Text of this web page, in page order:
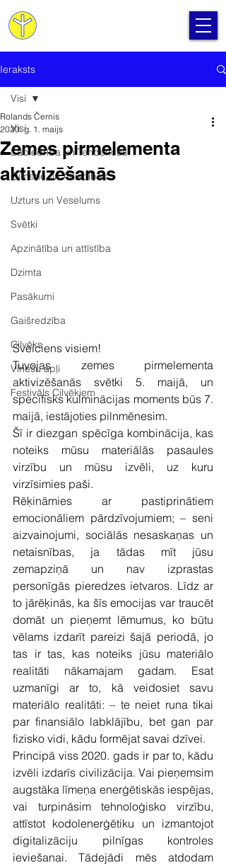
Ieraksts
Visi
Sabiedrība un Tendences
Ģimene un Attiecības
Uzturs un Veselums
Svētki
Apzinātība un attīstība
Dzimta
Pasākumi
Gaišredzība
Cilvēks
Vīriešu apļi
Festivāls Cilvēkiem
Visi
Zemes pirmelementa
aktivizēšanās
Rolands Černis
2020. g. 1. maijs
Sveiciens visiem!
Tuvojas zemes pirmelementa
aktivizēšanās svētki 5. maijā, un
specifisks kulminācijas moments būs 7.
maijā, iestājoties pilnmēnesim.
Šī ir diezgan spēcīga kombinācija, kas
noteiks mūsu materiālās pasaules
virzību un mūsu izvēli, uz kuru
virzīsimies paši.
Rēķināmies ar pastiprinātiem
emocionāliem pārdzīvojumiem; – seni
aizvainojumi, sociālās nesaskaņas un
netaisnības, ja tādas mīt jūsu
zemapziņā un nav izprastas
personīgās pieredzes ietvaros. Līdz ar
to jārēķinās, ka šīs emocijas var traucēt
domāt un pieņemt lēmumus, ko būtu
vēlams izdarīt pareizi šajā periodā, jo
tas ir tas, kas noteiks jūsu materiālo
realitāti nākamajam gadam. Esat
uzmanīgi ar to, kā veidosiet savu
materiālo realitāti: – te neiet runa tikai
par finansiālo labklājību, bet gan par
fizisko vidi, kādu formējat savai dzīvei.
Principā viss 2020. gads ir par to, kādu
izvēli izdarīs civilizācija. Vai pieņemsim
augstāka līmeņa enerģētiskās iespējas,
vai turpināsim tehnoloģisko virzību,
attīstot kodolenerģētiku un izmantojot
digitalizāciju pilnīgas kontroles
ieviešanai. Tādejādi mēs atdodam